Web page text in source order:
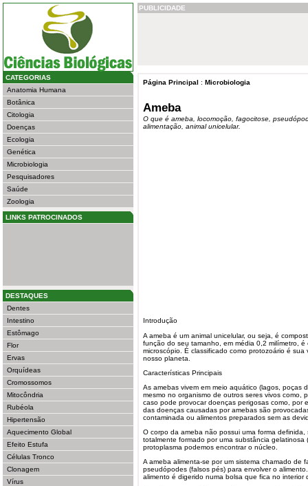
CATEGORIAS
Anatomia Humana
Botânica
Citologia
Doenças
Ecologia
Genética
Microbiologia
Pesquisadores
Saúde
Zoologia
LINKS PATROCINADOS
DESTAQUES
Dentes
Intestino
Estômago
Flor
Ervas
Orquídeas
Cromossomos
Mitocôndria
Rubéola
Hipertensão
Aquecimento Global
Efeito Estufa
Células Tronco
Clonagem
Vírus
PUBLICIDADE
Página Principal : Microbiologia
Ameba
O que é ameba, locomoção, fagocitose,
alimentação, animal unicelular.
Introdução
A ameba é um animal unicelular, ou seja, é
função do seu tamanho, em média 0,2 milímetro,
microscópio. É classificado como protozoário é
nosso planeta.
Características Principais
As amebas vivem em meio aquático (lagos, poças
mesmo no organismo de outros seres vivos como,
caso pode provocar doenças perigosas como, por
das doenças causadas por amebas são
contaminada ou alimentos preparados sem as
O corpo da ameba não possui uma forma
totalmente formado por uma substância gelatinosa
protoplasma podemos encontrar o núcleo.
A ameba alimenta-se por um sistema chamado de
pseudópodes (falsos pés) para envolver o
alimento é digerido numa bolsa que fica no interior